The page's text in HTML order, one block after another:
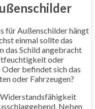
für Außenschilder hängt
einmal sollte das
das Schild angebracht
oder
befindet sich das
oder Fahrzeugen?
Neben